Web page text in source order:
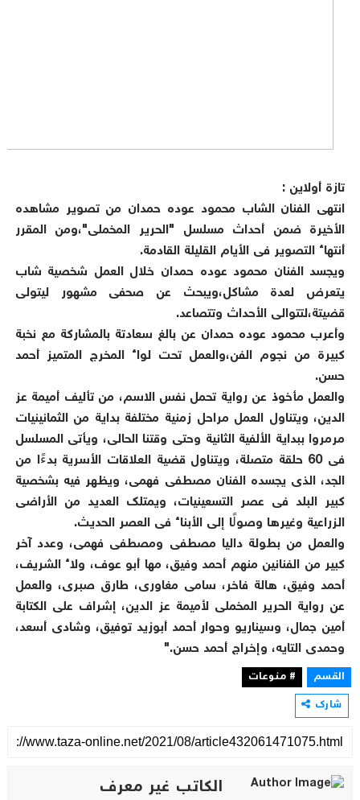
تازة أولاين :
انتهى الفنان الشاب محمود عوده حمدان من تصوير مشاهده
الأخيرة ضمن أحداث مسلسل "الحرير المخملى"،ومن المقرر
أنتهاء التصوير فى الأيام القليلة القادمة.
ويجسد الفنان محمود عوده حمدان خلال العمل شخصية شاب
يتعرض لعدة مشاكل،ويبحث عن صحفى مشهور ليتولى
قضيتة،لتتوالى الأحداث وتتصاعد.
وأعرب محمود عوده حمدان عن بالغ سعادتة بالمشاركة مع نخبة
كبيرة من نجوم الفن،والعمل تحت لواء المخرج المتميز أحمد
حسن.
والعمل مأخوذ عن رواية تحمل نفس الاسم، من تأليف أميمة عز
الدين، ويتناول العمل مراحل زمنية مختلفة بداية من الثمانينيات
مرمروا ببداية الألفية الثانية وحتى وقتنا الحالى، ويأتى المسلسل
فى 60 حلقة متصلة، ويتناول قضية العلاقات الأسرية بدءًا من
الجد، الذى يجسده الفنان مصطفى فهمى، ويظهر فيه بشخصية
كبير البلد فى عصر التسعينيات، ويمتلك العديد من الأراضى
الزراعية وغيرها وصولًا إلى الأبناء فى العصر الحديث.
والعمل من بطولة داليا مصطفى ومصطفى فهمى، وعدد آخر
كبير من الفنانين منهم أحمد وفيق، مها أبو عوف، ولاء الشريف،
أحمد وفيق، هالة فاخر، سامى مغاورى، طارق صبرى، والعمل
عن رواية الحرير المخملى لأميمة عز الدين، إشراف على الكتابة
أمين جمال، وسيناريو وحوار أحمد أبوزيد توفيق، وشادى أسعد،
وحمدى التايه، وإخراج أحمد حسن."
القسم
# منوعات
شارك
الكاتب غير معرف